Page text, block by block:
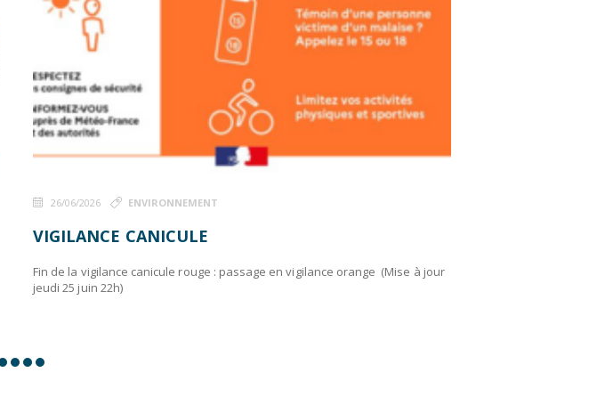
26/06/2026 ENVIRONNEMENT
VIGILANCE CANICULE
Fin de la vigilance canicule rouge : passage en vigilance orange (Mise à jour
jeudi 25 juin 22h)